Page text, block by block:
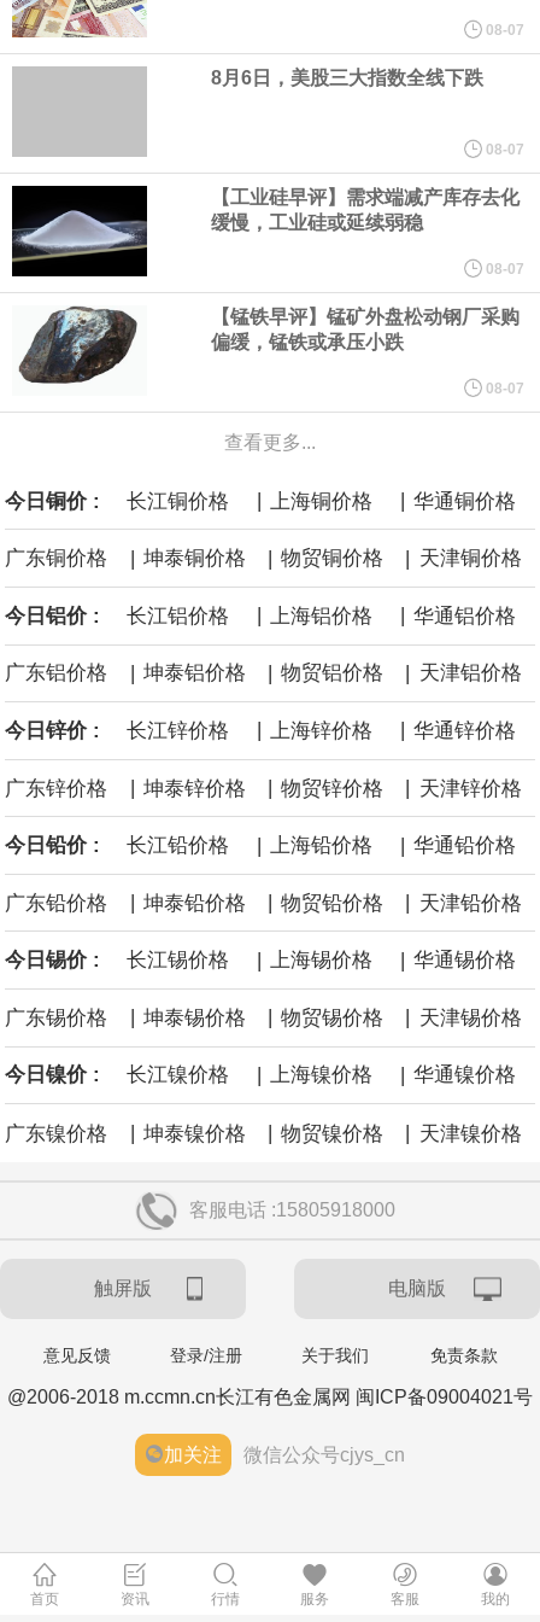
美元的项目制造重重阻碍
欧股开盘涨跌不一，德国DAX指数跌0.29%，英国富时100指数涨
0.08%，法国CAC40指数涨0.03%，欧洲斯托克50指数跌0.15%，
意大利富时MIB指数跌0.18%。
瑞士7月季调后失业率 3.1%，预期 3.1%，前值 3.1%。瑞士7月未
商品期货收盘，黄金连续涨3.44%，焦炭连续涨2.72%，铁矿石连续
涨2.64%，镍连续跌2.62%，白银连续涨2.61%。
沙特下调了对亚洲的主要原油价格，与此同时，各方正就一项旨在
缓解霍尔木兹海峡航运压力的协议进行谈判。尽管胡塞武装的威胁
危及了经由红海向东运输原油的替代路线，但沙特方面仍下调了价
格。
08-07
8月6日，美股三大指数全线下跌
08-07
【工业硅早评】需求端减产库存去化
缓慢，工业硅或延续弱稳
08-07
【锰铁早评】锰矿外盘松动钢厂采购
偏缓，锰铁或承压小跌
08-07
查看更多...
今日铜价 : 长江铜价格 | 上海铜价格 | 华通铜价格
广东铜价格 | 坤泰铜价格 | 物贸铜价格 | 天津铜价格
今日铝价 : 长江铝价格 上海铝价格 华通铝价格
广东铝价格 | 坤泰铝价格 | 物贸铝价格 | 天津铝价格
今日锌价 : 长江锌价格 上海锌价格 华通锌价格
广东锌价格 | 坤泰锌价格 | 物贸锌价格 | 天津锌价格
今日铅价 : 长江铅价格 | 上海铅价格 | 华通铅价格
广东铅价格 坤泰铅价格 物贸铅价格 天津铅价格
今日锡价 : 长江锡价格 | 上海锡价格 | 华通锡价格
广东锡价格 坤泰锡价格 物贸锡价格 天津锡价格
今日镍价 : 长江镍价格 | 上海镍价格 | 华通镍价格
广东镍价格 | 坤泰镍价格 | 物贸镍价格 | 天津镍价格
客服电话 :15805918000
触屏版 电脑版
意见反馈 登录/注册 关于我们 免责条款
@2006-2018 m.ccmn.cn长江有色金属网 闽ICP备09004021号
加关注 微信公众号cjys_cn
首页 资讯 行情 服务 客服 我的